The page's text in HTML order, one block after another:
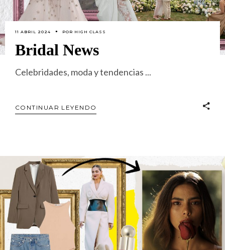
11 ABRIL 2024 POR HIGH CLASS
Bridal News
Celebridades, moda y tendencias
CONTINUAR LEYENDO